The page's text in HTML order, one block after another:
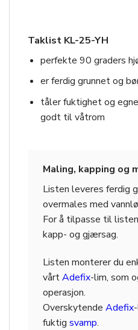
Taklist KL-25-YH
perfekte 90 graders
er ferdig grunnet og
tåler fuktighet og
godt til våtrom
Maling, kapping og
Listen leveres ferdig
overmales med
For å tilpasse til
kapp- og gjærsag.
Listen monterer du
vårtAdefix-lim, som
operasjon.
Overskytende Adefix
fuktig svamp.